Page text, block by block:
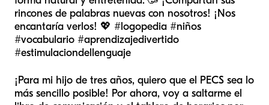
rincones de palabras nuevas con nosotros! ¡Nos
encantaría verlos! 💖 #logopedia #niños
#vocabulario #aprendizajedivertido
#estimulaciondellenguaje
¡Para mi hijo de tres años, quiero que el PECS sea lo
más sencillo posible! Por ahora, voy a saltarme el